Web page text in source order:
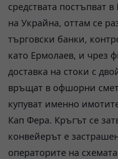
средствата постъпват
на Украйна, оттам се
търговски банки,
като Ермолаев, и чрез
доставка на стоки с
връщат в офшорни
купуват именно
Кап Фера. Кръгът се
конвейерът е
операторите на